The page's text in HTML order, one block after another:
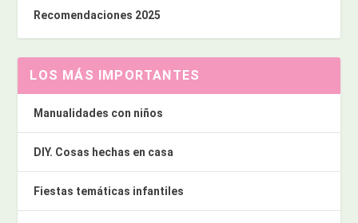
Recomendaciones 2025
LOS MÁS IMPORTANTES
Manualidades con niños
DIY. Cosas hechas en casa
Fiestas temáticas infantiles